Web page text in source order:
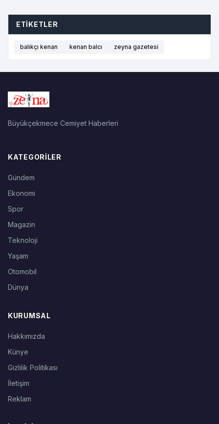
ETIKETLER
balıkçı kenan kenan balcı zeyna gazetesi
Büyükçekmece Cemiyet Haberleri
KATEGORILER
Gündem
Ekonomi
Spor
Magazin
Teknoloji
Yaşam
Otomobil
Dünya
KURUMSAL
Hakkımızda
Künye
Gizlilik Politikası
İletişim
Reklam